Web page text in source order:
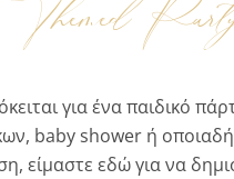
για ένα παιδικό
baby shower ή
είμαστε εδώ για να